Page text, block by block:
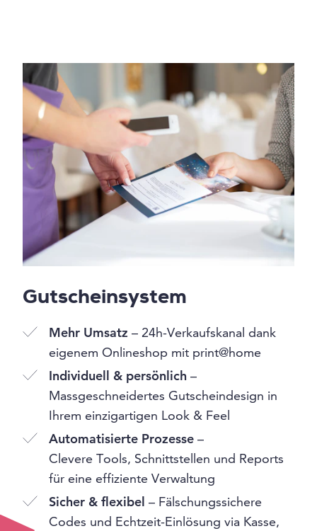
Gutscheinsystem
Mehr Umsatz – 24h-Verkaufskanal dank
eigenem Onlineshop mit print@home
Individuell & persönlich –
Massgeschneidertes Gutscheindesign in
Ihrem einzigartigen Look & Feel
Automatisierte Prozesse –
Clevere Tools, Schnittstellen und Reports
für eine effiziente Verwaltung
Sicher & flexibel – Fälschungssichere
Codes und Echtzeit-Einlösung via Kasse,